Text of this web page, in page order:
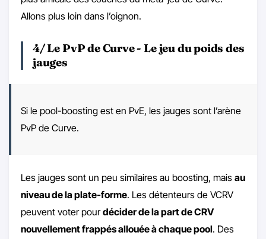
Allons plus loin dans l’oignon.
4/ Le PvP de Curve - Le jeu du poids des
jauges
Si le pool-boosting est en PvE, les jauges sont l’arène
PvP de Curve.
Les jauges sont un peu similaires au boosting, mais au
niveau de la plate-forme. Les détenteurs de VCRV
peuvent voter pourdécider de la part de CRV
nouvellement frappés allouée à chaque pool. Des